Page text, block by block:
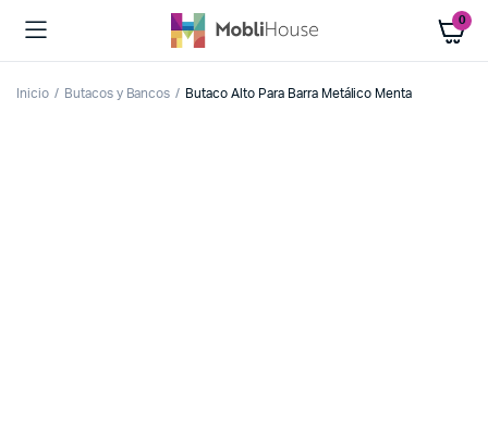
0
Inicio Butacos y Bancos Butaco Alto Para Barra Metálico Menta